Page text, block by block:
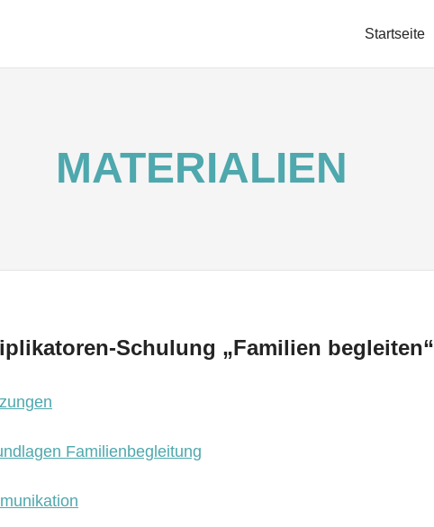
Startseite
MATERIALIEN
Schulung „Familien begleiten“
Familienbegleitung